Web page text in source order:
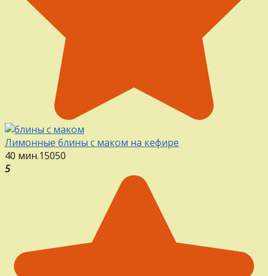
Лимонные блины с маком на кефире
40 мин.15050
5